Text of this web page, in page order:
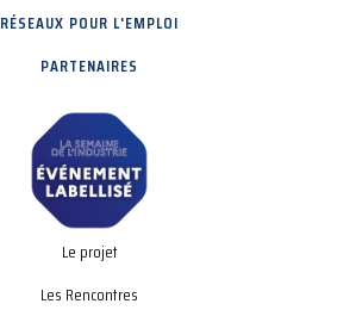
RÉSEAUX POUR L'EMPLOI
PARTENAIRES
Le projet
Les Rencontres